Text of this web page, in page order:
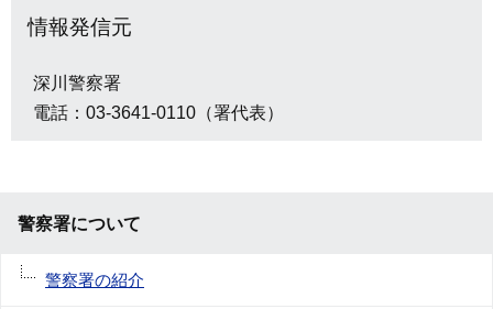
情報発信元
深川警察署
電話：03-3641-0110（署代表）
警察署について
警察署の紹介